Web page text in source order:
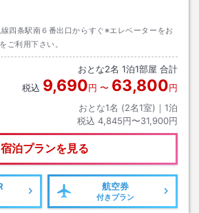
四条駅南６番出口からすぐ※エレベーターをお
ご利用下さい。
おとな2名 1泊1部屋 合計
税込 9,690円 〜 63,800円
おとな1名 (2名1室)｜ 1泊
税込 4,845円〜31,900円
宿泊プランを見る
航空券
付きプラン